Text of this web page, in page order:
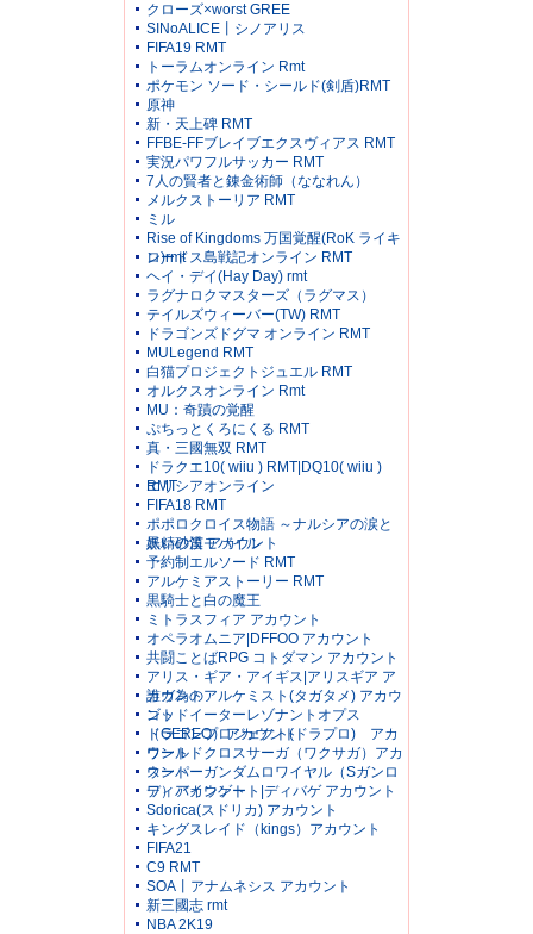
クローズ×worst GREE
SINoALICE丨シノアリス
FIFA19 RMT
トーラムオンライン Rmt
ポケモン ソード・シールド(剣盾)RMT
原神
新・天上碑 RMT
FFBE-FFブレイブエクスヴィアス RMT
実況パワフルサッカー RMT
7人の賢者と錬金術師（ななれん）
メルクストーリア RMT
ミル
Rise of Kingdoms 万国覚醒(RoK ライキ
ン)rmt
ロードス島戦記オンライン RMT
ヘイ・デイ(Hay Day) rmt
ラグナロクマスターズ（ラグマス）
テイルズウィーバー(TW) RMT
ドラゴンズドグマ オンライン RMT
MULegend RMT
白猫プロジェクトジュエル RMT
オルクスオンライン Rmt
MU：奇蹟の覚醒
ぷちっとくろにくる RMT
真・三國無双 RMT
ドラクエ10( wiiu ) RMT|DQ10( wiiu )
RMT
エリシアオンライン
FIFA18 RMT
ポポロクロイス物語 ～ナルシアの涙と
妖精の笛 アカウント
黒い砂漠モバイル
予約制エルソード RMT
アルケミアストーリー RMT
黒騎士と白の魔王
ミトラスフィア アカウント
オペラオムニア|DFFOO アカウント
共闘ことばRPG コトダマン アカウント
アリス・ギア・アイギス|アリスギア ア
カウント
誰ガ為のアルケミスト(タガタメ) アカウ
ント
ゴッドイーターレゾナントオプス
（GEREO）アカウント
ドラゴンプロジェクト(ドラプロ) アカ
ウント
ワールドクロスサーガ（ワクサガ）アカ
ウント
スーパーガンダムロワイヤル（Sガンロ
ワ）アカウント
ディバインゲート|ディバゲ アカウント
Sdorica(スドリカ) アカウント
キングスレイド（kings）アカウント
FIFA21
C9 RMT
SOA丨アナムネシス アカウント
新三國志 rmt
NBA 2K19